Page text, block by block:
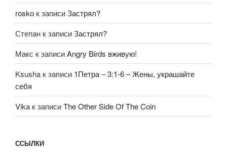
rosko к записиЗастрял?
Степан к записиЗастрял?
Макс к записиAngry Birds вживую!
Ksusha к записи 1Петра – 3:1-6 – Жены, украшайте
себя
Vika к записиThe Other Side Of The Coin
ССЫЛКИ